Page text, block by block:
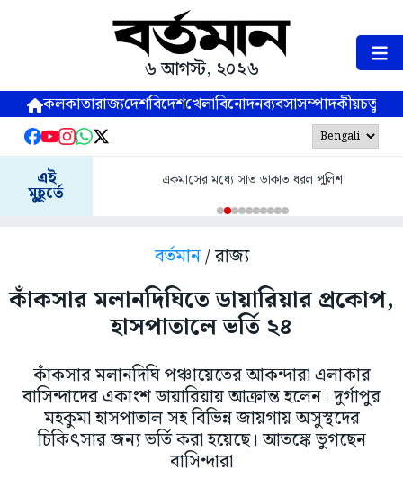
৬ আগস্ট, ২০২৬
কলকাতারাজ্যদেশবিদেশখেলাবিনোদনব্যবসাসম্পাদকীয়
এই
মুহূর্তে
একমাসের মধ্যে সাত ডাকাত ধরল পুলিশ
বর্তমান/ রাজ্য
কাঁকসার মলানদিঘিতে ডায়ারিয়ার প্রকোপ,
হাসপাতালে ভর্তি ২৪
কাঁকসার মলানদিঘি পঞ্চায়েতের আকন্দারা এলাকার
বাসিন্দাদের একাংশ ডায়ারিয়ায় আক্রান্ত হলেন। দুর্গাপুর
মহকুমা হাসপাতাল সহ বিভিন্ন জায়গায় অসুস্থদের
চিকিৎসার জন্য ভর্তি করা হয়েছে। আতঙ্কে ভুগছেন
বাসিন্দারা